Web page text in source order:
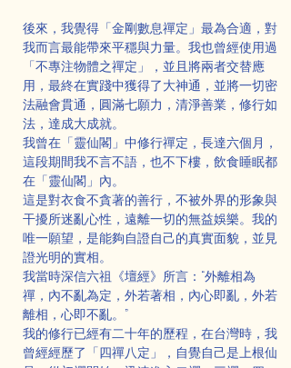
後來，我覺得「金剛數息禪定」最為合適，對
我而言最能帶來平穩與力量。我也曾經使用過
「不專注物體之禪定」，並且將兩者交替應
用，最終在實踐中獲得了大神通，並將一切密
法融會貫通，圓滿七願力，清淨善業，修行如
法，達成大成就。
我曾在「靈仙閣」中修行禪定，長達六個月，
這段期間我不言不語，也不下樓，飲食睡眠都
在「靈仙閣」內。
這是對衣食不貪著的善行，不被外界的形象與
干擾所迷亂心性，遠離一切的無益娛樂。我的
唯一願望，是能夠自證自己的真實面貌，並見
證光明的實相。
我當時深信六祖《壇經》所言：“外離相為
禪，內不亂為定，外若著相，內心即亂，外若
離相，心即不亂。”
我的修行已經有二十年的歷程，在台灣時，我
曾經經歷了「四禪八定」，自覺自己是上根仙